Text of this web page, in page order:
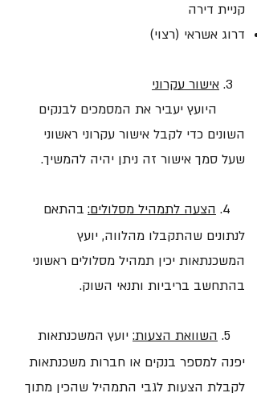
קניית דירה
דרוג אשראי (רצוי)
אישור עקרוני
היועץ יעביר את המסמכים לבנקים
השונים כדי לקבל אישור עקרוני ראשוני
שעל סמך אישור זה ניתן יהיה להמשיך.
4. הצעה לתמהיל מסלולים: בהתאם
לנתונים שהתקבלו מהלווה, יועץ
המשכנתאות יכין תמהיל מסלולים ראשוני
בהתחשב בריביות ותנאי השוק.
5. השוואת הצעות: יועץ המשכנתאות
יפנה למספר בנקים או חברות משכנתאות
לקבלת הצעות לגבי התמהיל שהכין מתוך